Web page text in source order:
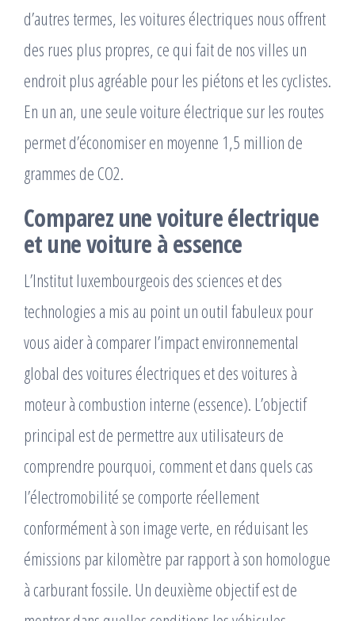
d’autres termes, les voitures électriques nous offrent
des rues plus propres, ce qui fait de nos villes un
endroit plus agréable pour les piétons et les cyclistes.
En un an, une seule voiture électrique sur les routes
permet d’économiser en moyenne 1,5 million de
grammes de CO2.
Comparez une voiture électrique
et une voiture à essence
L’Institut luxembourgeois des sciences et des
technologies a mis au point un outil fabuleux pour
vous aider à comparer l’impact environnemental
global des voitures électriques et des voitures à
moteur à combustion interne (essence). L’objectif
principal est de permettre aux utilisateurs de
comprendre pourquoi, comment et dans quels cas
l’électromobilité se comporte réellement
conformément à son image verte, en réduisant les
émissions par kilomètre par rapport à son homologue
à carburant fossile. Un deuxième objectif est de